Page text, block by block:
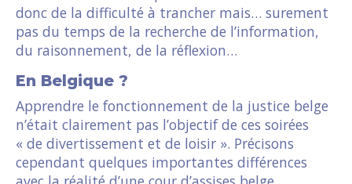
donc de la difficulté à trancher mais… surement
pas du temps de la recherche de l’information,
du raisonnement, de la réflexion…
En Belgique ?
Apprendre le fonctionnement de la justice belge
n’était clairement pas l’objectif de ces soirées
« de divertissement et de loisir ». Précisons
cependant quelques importantes différences